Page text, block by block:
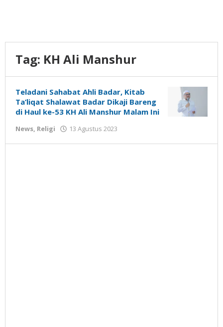
Tag: KH Ali Manshur
Teladani Sahabat Ahli Badar, Kitab
Ta’liqat Shalawat Badar Dikaji Bareng
di Haul ke-53 KH Ali Manshur Malam Ini
News, Religi 13 Agustus 2023
Susanto